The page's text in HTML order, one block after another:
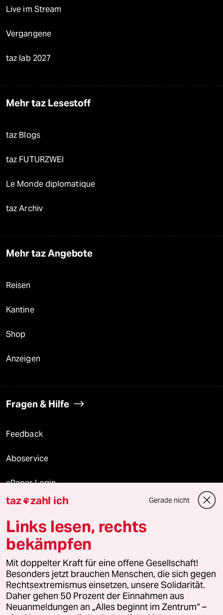
Live im Stream
Vergangene
taz lab 2027
Mehr taz Lesestoff
taz Blogs
taz FUTURZWEI
Le Monde diplomatique
taz Archiv
Mehr taz Angebote
Reisen
Kantine
Shop
Anzeigen
Fragen & Hilfe
Feedback
Aboservice
ePaper Login
Downloads für Abonnierende
© 2026 taz Verlags und Vertriebs GmbH
Alle Rechte vorbehalten. Bei rechtlichen Fragen oder für Genehmigungen
wenden Sie sich bitte an
lizenzen@taz.de
Feedback Redaktionsstatut Kommune-Richtlinien
taz zahl ich Gerade nicht
Links lesen, rechts
bekämpfen
Mit doppelter Kraft für eine offene Gesellschaft!
Besonders jetzt brauchen Menschen, die sich gegen
Rechtsextremismus einsetzen, unsere Solidarität.
Daher gehen 50 Prozent der Einnahmen aus
Neuanmeldungen an „Alles beginnt im Zentrum“ –